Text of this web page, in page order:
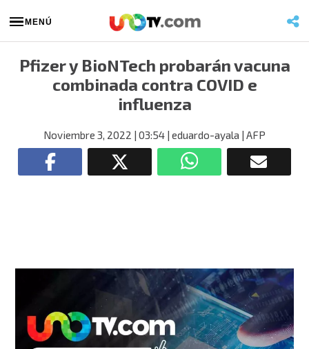
MENÚ
Pfizer y BioNTech probarán vacuna
combinada contra COVID e
influenza
Noviembre 3, 2022 | 03:54 | eduardo-ayala | AFP